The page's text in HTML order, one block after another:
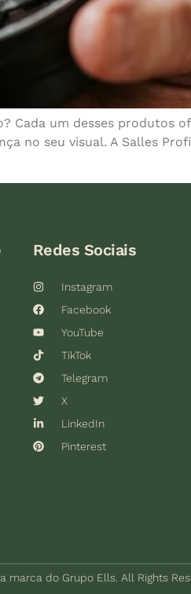
Cada um desses produtos
no seu visual. A Salles
Redes Sociais
Instagram
Facebook
YouTube
TikTok
Telegram
X
LinkedIn
Pinterest
do Grupo Ells. All Rights